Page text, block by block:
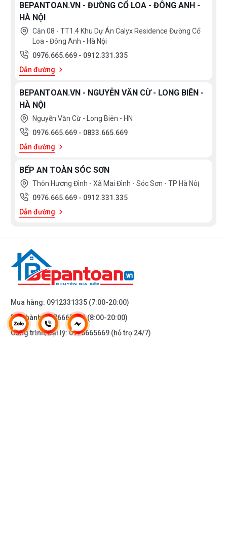
BEPANTOAN.VN - ĐƯỜNG CỔ LOA - ĐÔNG ANH -
HÀ NỘI
Căn 08 - TT1.4 Khu Dự Án Calyx Residence Đường Cổ
Loa - Đông Anh - Hà Nội
0976.665.669 - 0912.331.335
Dẫn đường
BEPANTOAN.VN - NGUYỄN VĂN CỪ - LONG BIÊN -
HÀ NỘI
Nguyễn Văn Cừ - Long Biên - HN
0976.665.669 - 0833.665.669
Dẫn đường
BẾP AN TOÀN SÓC SƠN
Thôn Hương Đình - Xã Mai Đình - Sóc Sơn - TP Hà Nôị
0976.665.669 - 0912.331.335
Dẫn đường
Mua hàng: 0912331335 (7:00-20:00)
Bảo hành:0976665669(8:00-20:00)
Công trình/Đại lý:0976665669 (hỗ trợ 24/7)